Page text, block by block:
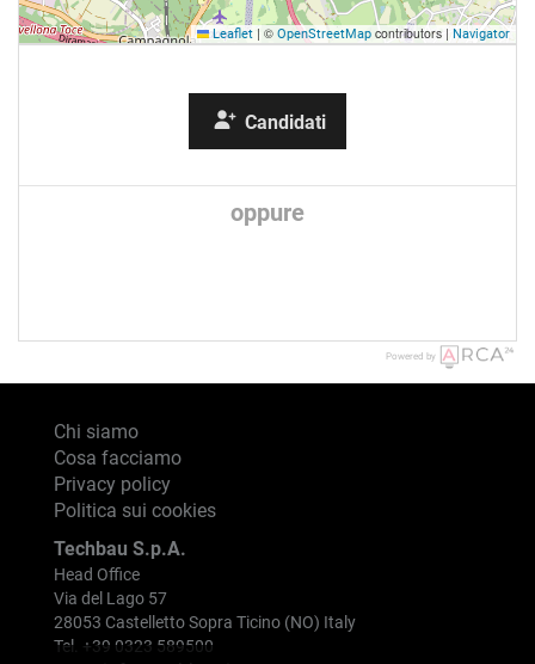
Leaflet | © OpenStreetMap contributors | Navigator
Candidati
oppure
Powered by
Chi siamo
Cosa facciamo
Privacy policy
Politica sui cookies
Techbau S.p.A.
Head Office
Via del Lago 57
28053 Castelletto Sopra Ticino (NO) Italy
Tel. +39 0323 589500